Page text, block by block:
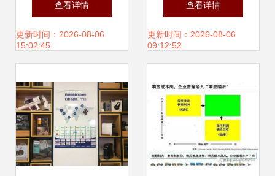
查看详情
更新时间：2026-08-06
15:02:45
集团与佳莹控股的
查看详情
更新时间：2026-08-06
09:12:52